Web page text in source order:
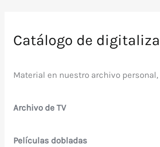
Catálogo de
Material en nuestro archivo
Archivo de TV
Películas dobladas